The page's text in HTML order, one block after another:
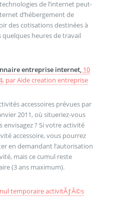
de l’internet peut-
d’hébergement de
des cotisations destinées à
quelques heures de travail
entreprise internet, 10
, parAide creation entreprise
accessoires prévues par
2011, où situeriez-vous
envisagez ? Si votre activité
accessoire, vous pourrez
en demandant l’autorisation
mais ce cumul reste
(3 ans maximum).
temporaire activitÃƒÂ©s